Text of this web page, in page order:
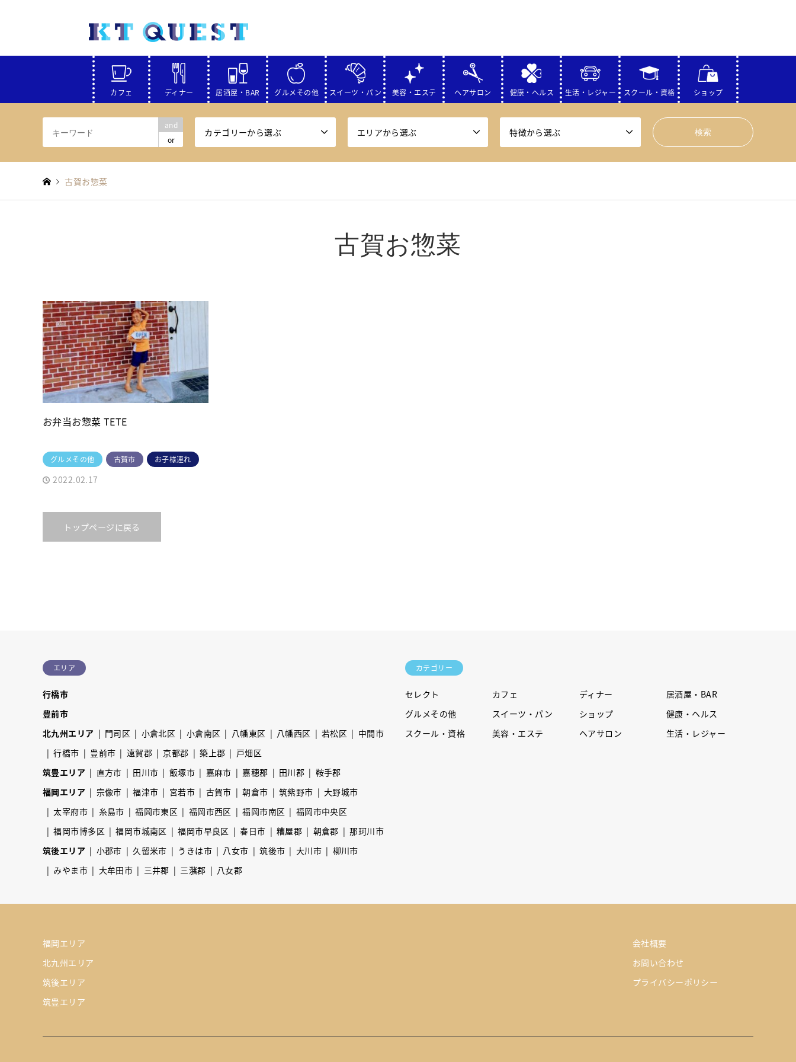
カフェ ディナー 居酒屋・BAR グルメその他 スイーツ・パン 美容・エステ ヘアサロン 健康・ヘルス 生活・レジャー スクール・資格 ショップ
and
or
カテゴリーから選ぶ エリアから選ぶ 特徴から選ぶ
古賀お惣菜
古賀お惣菜
お弁当お惣菜 TETE
グルメその他 古賀市 お子様連れ
2022.02.17
トップページに戻る
エリア
行橋市
豊前市
北九州エリア
門司区 小倉北区 小倉南区 八幡東区 八幡西区 若松区
中間市
行橋市
豊前市 遠賀郡 京都郡 築上郡
戸畑区
筑豊エリア
直方市 田川市 飯塚市 嘉麻市 嘉穂郡 田川郡
鞍手郡
福岡エリア
宗像市 福津市 宮若市 古賀市 朝倉市 筑紫野市
大野城市
太宰府市
糸島市 福岡市東区 福岡市西区 福岡市南区
福岡市中央区
福岡市博多区
福岡市城南区 福岡市早良区 春日市 糟屋郡 朝倉郡
那珂川市
筑後エリア
小郡市 久留米市 うきは市 八女市 筑後市 大川市
柳川市
みやま市
大牟田市 三井郡 三潴郡 八女郡
カテゴリー
セレクト カフェ ディナー
居酒屋・BAR
グルメその他
スイーツ・パン ショップ
健康・ヘルス
スクール・資格
美容・エステ ヘアサロン 生活・レジャー
福岡エリア
北九州エリア
筑後エリア
筑豊エリア
会社概要
お問い合わせ
プライバシーポリシー